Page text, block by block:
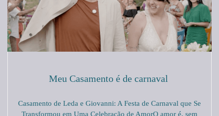
Meu Casamento é de carnaval
Casamento de Leda e Giovanni: A Festa de Carnaval que Se
Transformou em Uma Celebração de AmorO amor é, sem